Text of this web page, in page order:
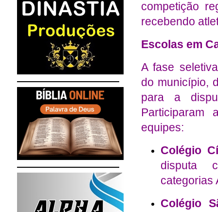
competição
recebendo
Escolas em
A fase
do município,
para a
Participaram
equipes:
Colégio
disputa
categorias
Colégio